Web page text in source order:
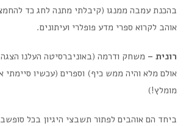
בהכנת עמבה ממנגו (קיבלתי מתנה לחג כד
אוהב לקרוא ספרי מדע פופלרי ועיתונים.
רונית – משחק ודרמה (באוניברסיטה העלנו
אולם מלא והיה ממש כיף) וספרים (עכשיו
מומלץ!)
ביחד הם אוהבים לפתור תשבצי היגיון בכל